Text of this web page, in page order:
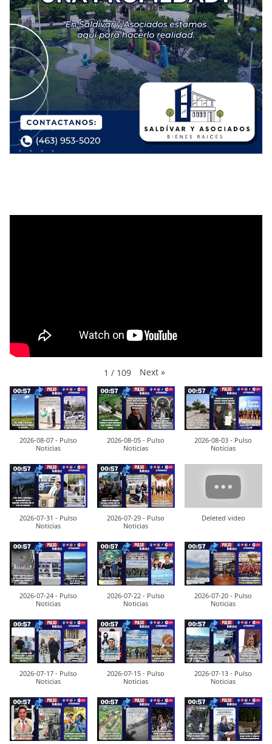
1 / 109 Next »
2026-08-07 - Pulso
Noticias
2026-08-05 - Pulso
Noticias
2026-08-03 - Pulso
Noticias
2026-07-31 - Pulso
Noticias
2026-07-29 - Pulso
Noticias
Deleted video
2026-07-24 - Pulso
Noticias
2026-07-22 - Pulso
Noticias
2026-07-20 - Pulso
Noticias
2026-07-17 - Pulso
Noticias
2026-07-15 - Pulso
Noticias
2026-07-13 - Pulso
Noticias